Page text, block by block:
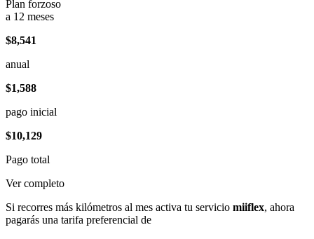
Plan forzoso
a 12 meses
$8,541
anual
$1,588
pago inicial
$10,129
Pago total
Ver completo
Si recorres más kilómetros al mes activa tu servicio miiflex, ahora
pagarás una tarifa preferencial de